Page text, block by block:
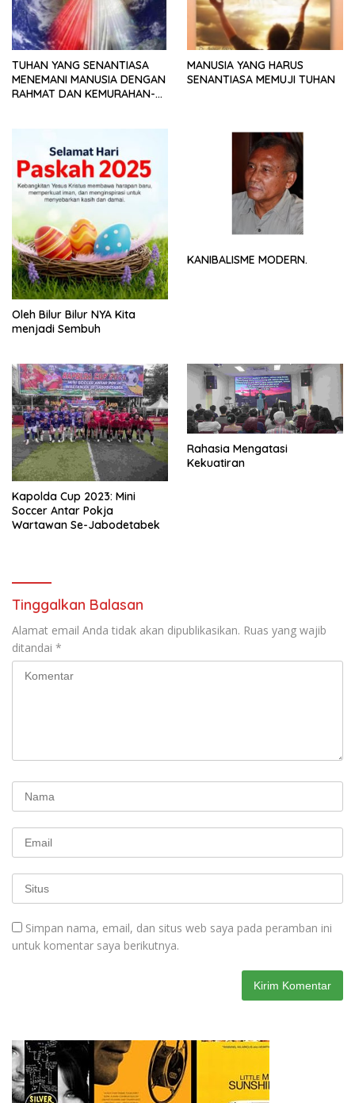
TUHAN YANG SENANTIASA
MENEMANI MANUSIA DENGAN
RAHMAT DAN KEMURAHAN-
MANUSIA YANG HARUS
SENANTIASA MEMUJI TUHAN
Oleh Bilur Bilur NYA Kita
menjadi Sembuh
KANIBALISME MODERN.
Kapolda Cup 2023: Mini
Soccer Antar Pokja
Wartawan Se-Jabodetabek
Rahasia Mengatasi
Kekuatiran
Tinggalkan Balasan
Alamat email Anda tidak akan dipublikasikan. Ruas yang wajib
ditandai *
Simpan nama, email, dan situs web saya pada peramban ini
untuk komentar saya berikutnya.